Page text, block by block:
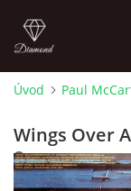
ÚVOD
Úvod Paul
Wings Over
10. 12. 1976